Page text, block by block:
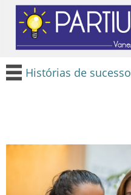
Histórias de sucesso